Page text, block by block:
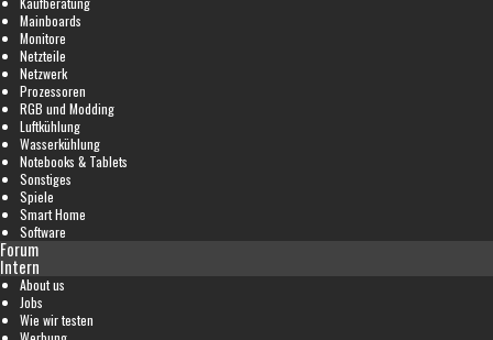
Mainboards
Monitore
Netzteile
Netzwerk
Prozessoren
RGB und Modding
Luftkühlung
Wasserkühlung
Notebooks & Tablets
Sonstiges
Spiele
Smart Home
Software
Forum
Intern
About us
Jobs
Wie wir testen